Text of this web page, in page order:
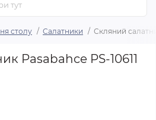
столу Салатники Скляний
Pasabahce PS-10611